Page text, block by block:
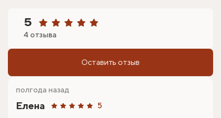
5
4 отзыва
Оставить отзыв
Елена 5
полгода назад